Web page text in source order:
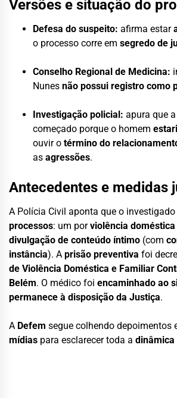
Versões e situação do
Defesa do suspeito: afirma estar
o processo corre em segredo de
Conselho Regional de Medicina:
Nunes não possui registro como
Investigação policial: apura que
começado porque o homem
ouvir o término do
as agressões.
Antecedentes e medidas
A Polícia Civil aponta que o investigado
processos: um porviolência doméstica
divulgação de conteúdo íntimo (com
instância). A prisão preventiva foi
de Violência Doméstica e Familiar
Belém. O médico foi encaminhado ao
permanece à disposição da Justiça.
A Defem segue colhendo depoimentos
mídias para esclarecer toda a dinâmica